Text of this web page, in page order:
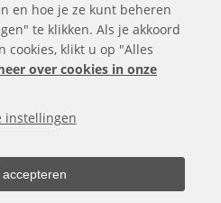
zijn exclusief BTW
en hoe je ze kunt beheren
te klikken. Als je akkoord
cookies, klikt u op "Alles
over cookies in onze
instellingen
accepteren